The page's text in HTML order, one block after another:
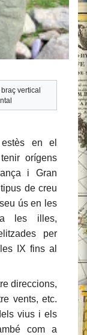
vertical
en el
orígens
i Gran
de creu
ús en les
les illes,
per
IX fins al
direccions,
vents, etc.
vius i els
com a